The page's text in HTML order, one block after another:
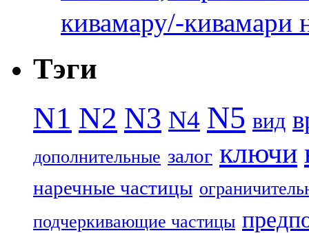
кивамару/-кивамари
Тэги
N1 N2 N3 N4 N5 вид
дополнительные залог ключи
наречные частицы
подчеркивающие частицы